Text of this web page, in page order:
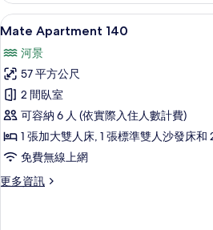
的
詳
顯
Mate
Apartment
140
的
所
有
相
Mate
5
Mate Apartment 140
河景
57 平方公尺
2 間臥室
可容納 6 人 (依實際入住人數計費)
1 張加大雙人床, 1 張標準雙人沙發床和
免費無線上網
更多資訊
更